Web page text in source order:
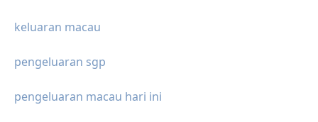
keluaran macau
pengeluaran sgp
pengeluaran macau hari ini